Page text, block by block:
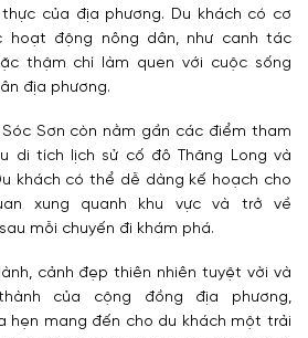
của địa phương. Du khách có cơ
hoạt động nông dân, như canh tác
thậm chí làm quen với cuộc sống
địa phương.
Sóc Sơn còn nằm gần các điểm tham
di tích lịch sử cố đô Thăng Long và
khách có thể dễ dàng kế hoạch cho
xung quanh khu vực và trở về
mỗi chuyến đi khám phá.
cảnh đẹp thiên nhiên tuyệt vời và
của cộng đồng địa phương,
hẹn mang đến cho du khách một trải